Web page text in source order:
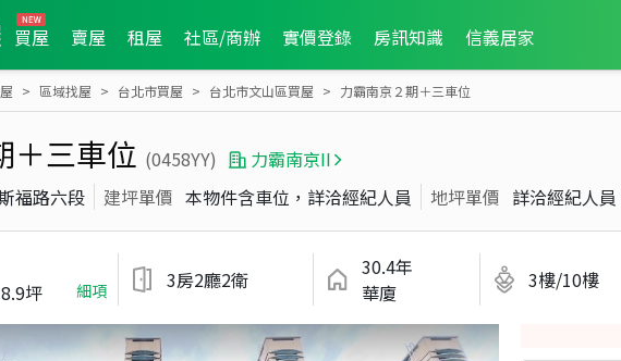
買屋 賣屋 租屋 社區/商辦 實價登錄 房訊知識 信義居家
區域找屋 台北市買屋 台北市文山區買屋 力霸南京２期＋三車位
＋三車位 (0458YY)
力霸南京II
福路六段 建坪單價 本物件含車位，詳洽經紀人員 地坪單價 詳洽經紀人員
坪 細項 3房2廳2衛
30.4年
華廈
3樓/10樓